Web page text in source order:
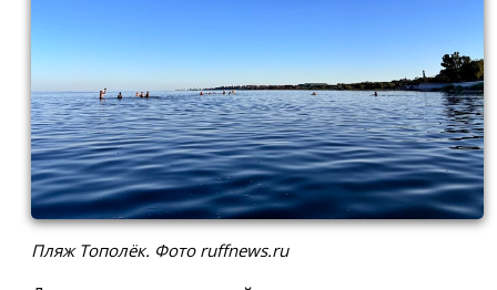
Пляж Тополёк. Фото ruffnews.ru